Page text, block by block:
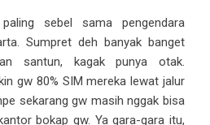
sebel sama pengendara
Sumpret deh banyak banget
santun, kagak punya otak.
gw 80% SIM mereka lewat jalur
sekarang gw masih nggak bisa
bokap gw. Ya gara-gara itu,